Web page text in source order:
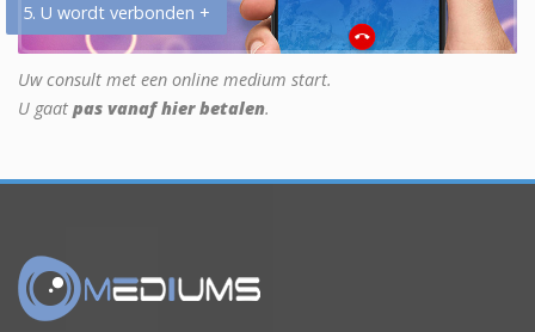
5. U wordt verbonden +
Uw consult met een online medium start.
U gaat pas vanaf hier betalen.